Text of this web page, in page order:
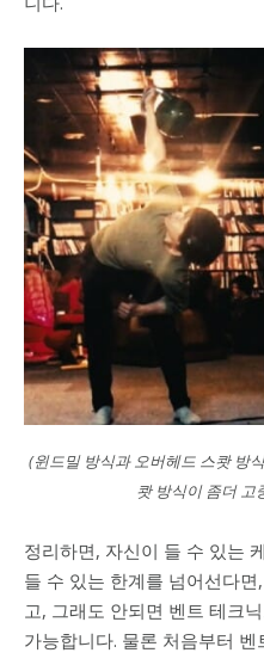
(윈드밀 방식과 오버헤드 스쾃 방
쾃 방식이 좀더 고
정리하면, 자신이 들 수 있는
들 수 있는 한계를 넘어선다
고, 그래도 안되면 벤트 테크
가능합니다. 물론 처음부터